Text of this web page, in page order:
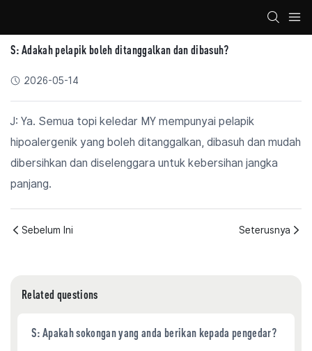
S: Adakah pelapik boleh ditanggalkan dan dibasuh?
2026-05-14
J: Ya. Semua topi keledar MY mempunyai pelapik
hipoalergenik yang boleh ditanggalkan, dibasuh dan mudah
dibersihkan dan diselenggara untuk kebersihan jangka
panjang.
Sebelum Ini Seterusnya
Related questions
S: Apakah sokongan yang anda berikan kepada pengedar?